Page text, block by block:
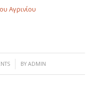
Αγρινίου
BYADMIN